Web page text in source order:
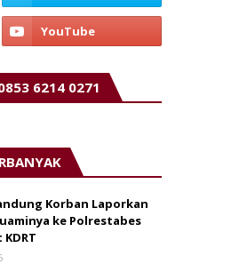
6214 0271
Korban Laporkan
ke Polrestabes